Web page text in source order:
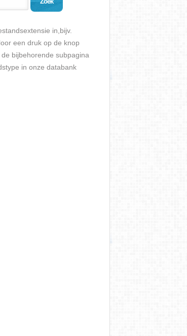
in,bijv.
een druk op de knop
bijbehorende subpagina
in onze databank